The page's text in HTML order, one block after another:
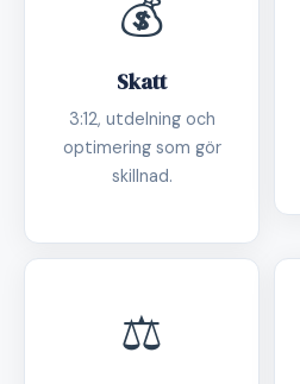
💰
Skatt
3:12, utdelning och
optimering som gör
skillnad.
⚖️